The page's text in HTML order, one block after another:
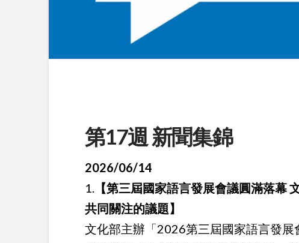
第17週 新聞集錦
2026/06/14
1.【第三屆國家語言發展會議圓滿落幕
共同關注的議題】
文化部主辦「2026第三屆國家語言發